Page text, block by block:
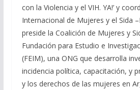
con la Violencia y el VIH. YA!’ y
Internacional de Mujeres y el Sida
preside la Coalición de Mujeres y
Fundación para Estudio e
(FEIM), una ONG que desarrolla
incidencia política, capacitación, y
y los derechos de las mujeres en